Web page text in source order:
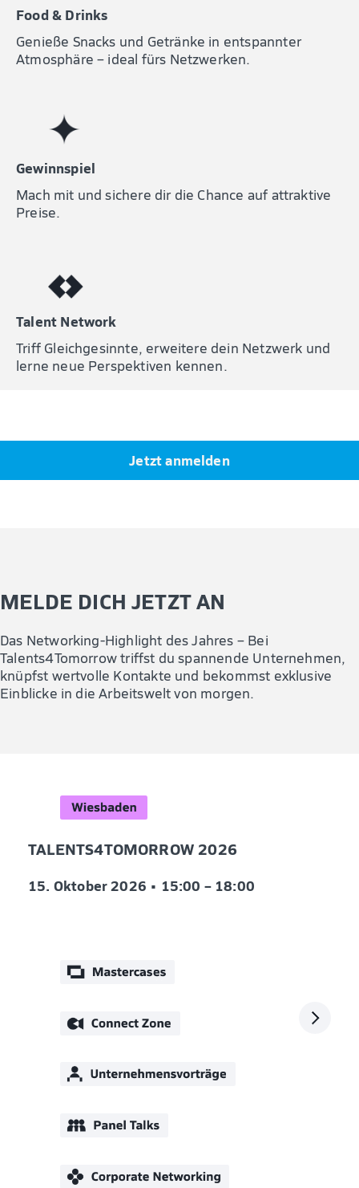
Food & Drinks
Genieße Snacks und Getränke in entspannter
Atmosphäre – ideal fürs Netzwerken.
Gewinnspiel
Mach mit und sichere dir die Chance auf attraktive
Preise.
Talent Network
Triff Gleichgesinnte, erweitere dein Netzwerk und
lerne neue Perspektiven kennen.
Jetzt anmelden
MELDE DICH JETZT AN
Das Networking-Highlight des Jahres – Bei
Talents4Tomorrow triffst du spannende Unternehmen,
knüpfst wertvolle Kontakte und bekommst exklusive
Einblicke in die Arbeitswelt von morgen.
TALENTS4TOMORROW 2026
15. Oktober 2026 • 15:00 – 18:00